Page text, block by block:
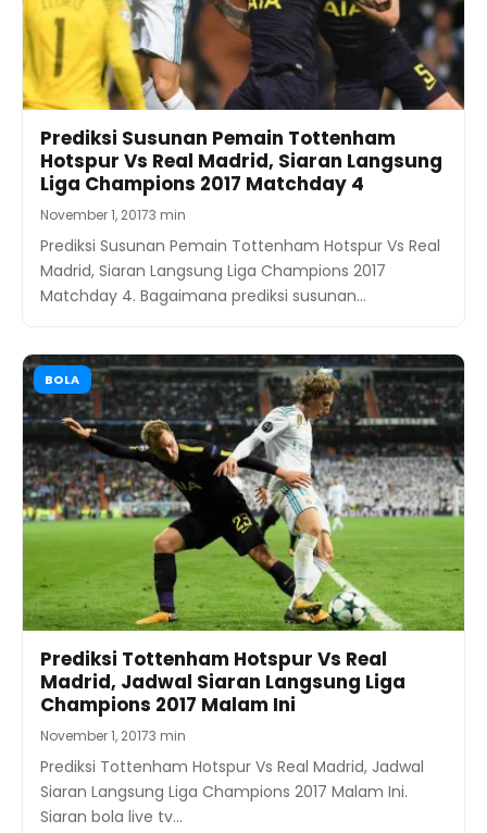
Prediksi Susunan Pemain Tottenham
Hotspur Vs Real Madrid, Siaran Langsung
Liga Champions 2017 Matchday 4
November 1, 20173 min
Prediksi Susunan Pemain Tottenham Hotspur Vs Real
Madrid, Siaran Langsung Liga Champions 2017
Matchday 4. Bagaimana prediksi susunan…
BOLA
Prediksi Tottenham Hotspur Vs Real
Madrid, Jadwal Siaran Langsung Liga
Champions 2017 Malam Ini
November 1, 20173 min
Prediksi Tottenham Hotspur Vs Real Madrid, Jadwal
Siaran Langsung Liga Champions 2017 Malam Ini.
Siaran bola live tv…